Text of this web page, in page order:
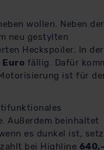
wollen. Neben der
neu gestylten
Heckspoiler. In der
Euro fällig. Dafür
ist für
Außerdem beinhaltet
es dunkel ist,
bei Highline 640,-